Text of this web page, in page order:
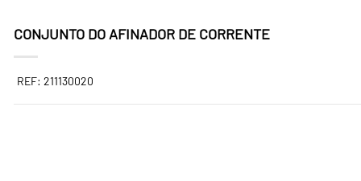
CONJUNTO DO AFINADOR DE CORRENTE
REF: 211130020